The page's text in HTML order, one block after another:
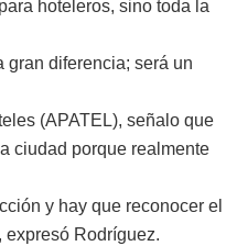
hoteleros, sino toda la
gran diferencia; será un
(APATEL), señalo que
ciudad porque realmente
y hay que reconocer el
expresó Rodríguez.